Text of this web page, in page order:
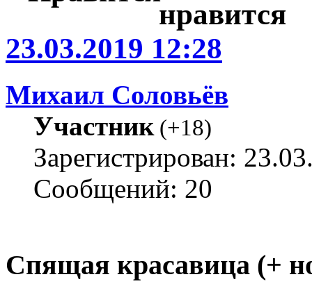
23.03.2019 12:28
Михаил Соловьёв
Участник(+18)
Зарегистрирован:
Сообщений: 20
Спящая красавица (+